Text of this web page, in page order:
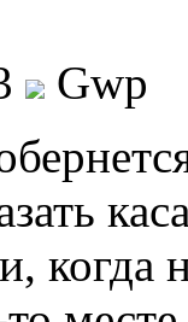
Gwp
когда